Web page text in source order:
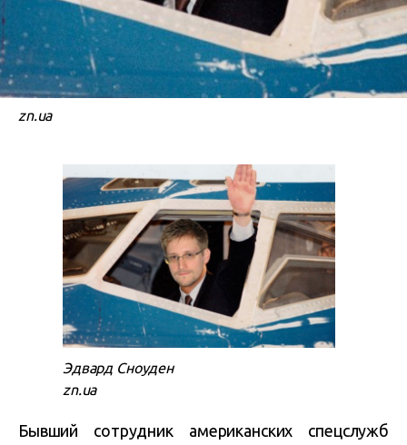
zn.ua
Эдвард Сноуден
zn.ua
Бывший сотрудник американских спецслужб